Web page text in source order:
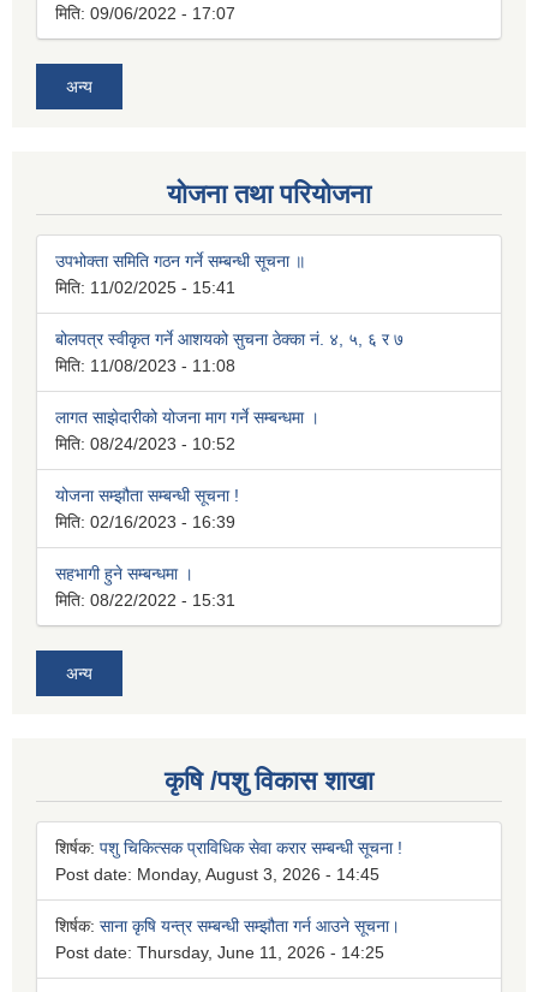
मिति: 09/06/2022 - 17:07
अन्य
योजना तथा परियोजना
उपभोक्ता समिति गठन गर्ने सम्बन्धी सूचना ॥
मिति: 11/02/2025 - 15:41
बोलपत्र स्वीकृत गर्ने आशयको सुचना ठेक्का नं. ४, ५, ६ र ७
मिति: 11/08/2023 - 11:08
लागत साझेदारीको योजना माग गर्ने सम्बन्धमा ।
मिति: 08/24/2023 - 10:52
योजना सम्झौता सम्बन्धी सूचना !
मिति: 02/16/2023 - 16:39
सहभागी हुने सम्बन्धमा ।
मिति: 08/22/2022 - 15:31
अन्य
कृषि /पशु विकास शाखा
शिर्षक: पशु चिकित्सक प्राविधिक सेवा करार सम्बन्धी सूचना !
Post date: Monday, August 3, 2026 - 14:45
शिर्षक: साना कृषि यन्त्र सम्बन्धी सम्झौता गर्न आउने सूचना।
Post date: Thursday, June 11, 2026 - 14:25